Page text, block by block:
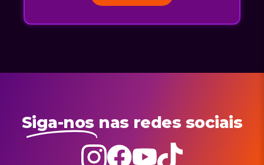
Siga-nosnas redes sociais